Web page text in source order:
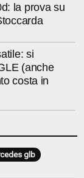
la prova su
si
(anche
costa in
glb